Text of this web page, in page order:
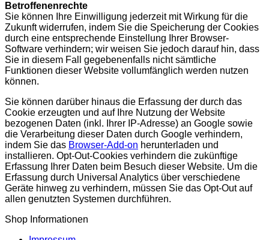
Betroffenenrechte
Sie können Ihre Einwilligung jederzeit mit Wirkung für die
Zukunft widerrufen, indem Sie die Speicherung der Cookies
durch eine entsprechende Einstellung Ihrer Browser-
Software verhindern; wir weisen Sie jedoch darauf hin, dass
Sie in diesem Fall gegebenenfalls nicht sämtliche
Funktionen dieser Website vollumfänglich werden nutzen
können.
Sie können darüber hinaus die Erfassung der durch das
Cookie erzeugten und auf Ihre Nutzung der Website
bezogenen Daten (inkl. Ihrer IP-Adresse) an Google sowie
die Verarbeitung dieser Daten durch Google verhindern,
indem Sie das Browser-Add-on herunterladen und
installieren. Opt-Out-Cookies verhindern die zukünftige
Erfassung Ihrer Daten beim Besuch dieser Website. Um die
Erfassung durch Universal Analytics über verschiedene
Geräte hinweg zu verhindern, müssen Sie das Opt-Out auf
allen genutzten Systemen durchführen.
Shop Informationen